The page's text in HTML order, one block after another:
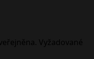
Vyžadované